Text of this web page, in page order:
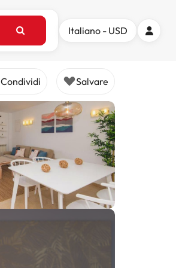
Italiano - USD
Condividi Salvare